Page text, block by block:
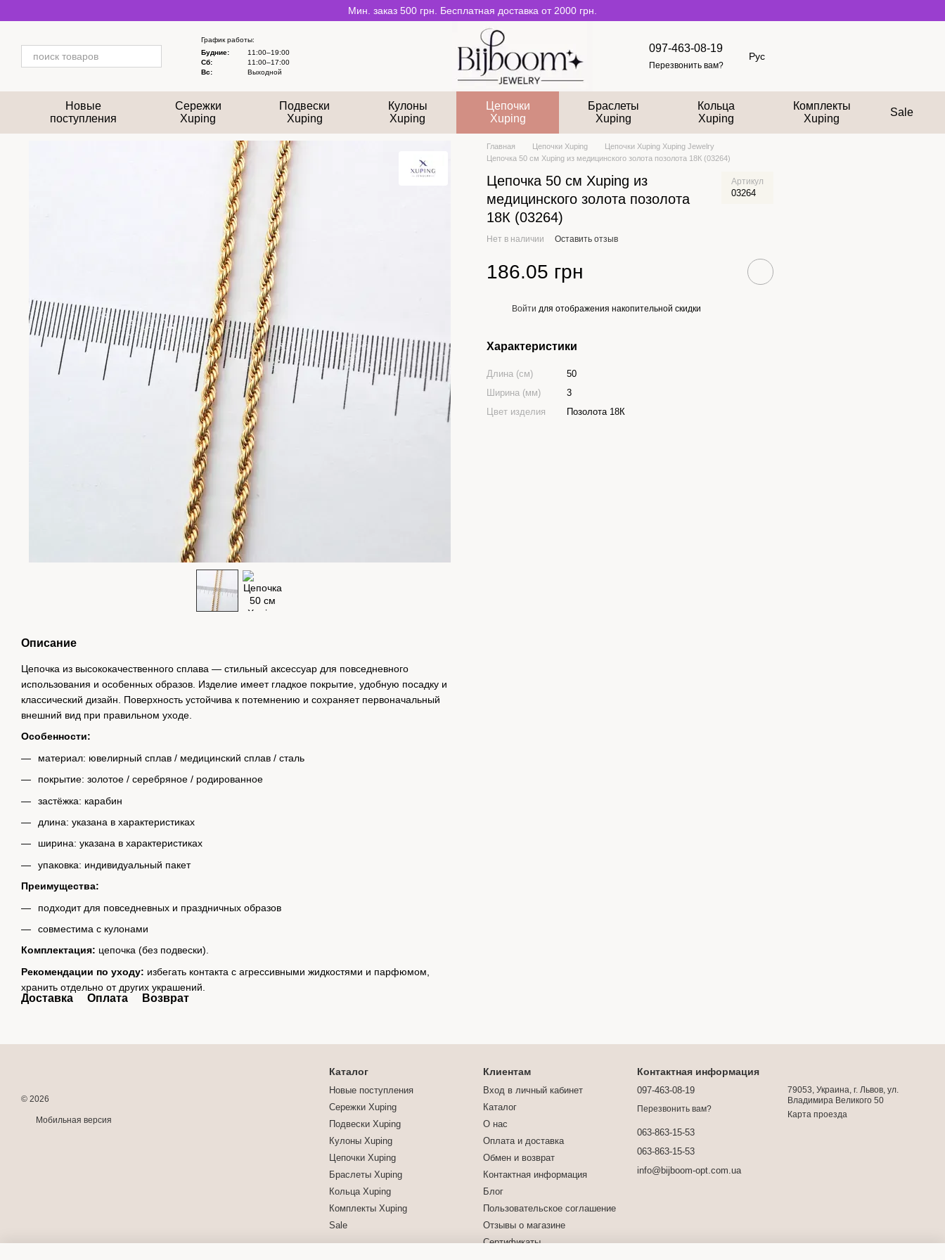
Мин. заказ 500 грн. Бесплатная доставка от 2000 грн.
График работы:
Будние:
11:00–19:00
Сб:
11:00–17:00
Вс:
Выходной
097-463-08-19
Перезвонить вам?
Рус
Новые
поступления
Сережки
Xuping
Подвески
Xuping
Кулоны
Xuping
Цепочки
Xuping
Браслеты
Xuping
Кольца
Xuping
Комплекты
Xuping
Sale
Описание
Цепочка из высококачественного сплава — стильный аксессуар для повседневного
использования и особенных образов. Изделие имеет гладкое покрытие, удобную посадку и
классический дизайн. Поверхность устойчива к потемнению и сохраняет первоначальный
внешний вид при правильном уходе.
Особенности:
материал: ювелирный сплав / медицинский сплав / сталь
покрытие: золотое / серебряное / родированное
застёжка: карабин
длина: указана в характеристиках
ширина: указана в характеристиках
упаковка: индивидуальный пакет
Преимущества:
подходит для повседневных и праздничных образов
совместима с кулонами
Комплектация: цепочка (без подвески).
Рекомендации по уходу: избегать контакта с агрессивными жидкостями и парфюмом,
хранить отдельно от других украшений.
Доставка Оплата Возврат
Главная Цепочки Xuping
Цепочки Xuping Xuping Jewelry
Цепочка 50 см Xuping из медицинского золота позолота 18К (03264)
Цепочка 50 см Xuping из
медицинского золота позолота
18К (03264)
Артикул
03264
Нет в наличии Оставить отзыв
186.05 грн
Войти для отображения накопительной скидки
Характеристики
Длина (см)
50
Ширина (мм)
3
Цвет изделия
Позолота 18К
© 2026
Мобильная версия
Каталог
Новые поступления
Сережки Xuping
Подвески Xuping
Кулоны Xuping
Цепочки Xuping
Браслеты Xuping
Кольца Xuping
Комплекты Xuping
Sale
Клиентам
Вход в личный кабинет
Каталог
О нас
Оплата и доставка
Обмен и возврат
Контактная информация
Блог
Пользовательское соглашение
Отзывы о магазине
Сертификаты
Контактная информация
097-463-08-19
Перезвонить вам?
063-863-15-53
063-863-15-53
info@bijboom-opt.com.ua
79053, Украина, г. Львов, ул.
Владимира Великого 50
Карта проезда